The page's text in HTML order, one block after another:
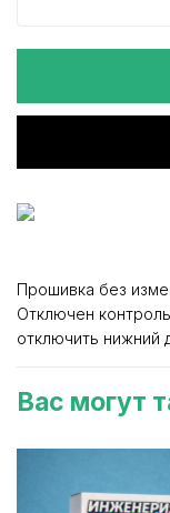
Прошивка без
Отключен
отключить нижний
Вас могут